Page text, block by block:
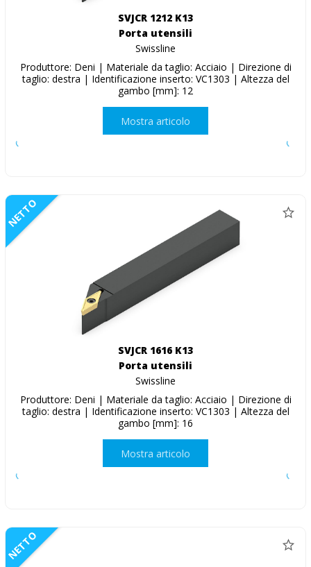
SVJCR 1212 K13
Porta utensili
Swissline
Produttore: Deni | Materiale da taglio: Acciaio | Direzione di
taglio: destra | Identificazione inserto: VC1303 | Altezza del
gambo [mm]: 12
Mostra articolo
NETTO
SVJCR 1616 K13
Porta utensili
Swissline
Produttore: Deni | Materiale da taglio: Acciaio | Direzione di
taglio: destra | Identificazione inserto: VC1303 | Altezza del
gambo [mm]: 16
Mostra articolo
NETTO